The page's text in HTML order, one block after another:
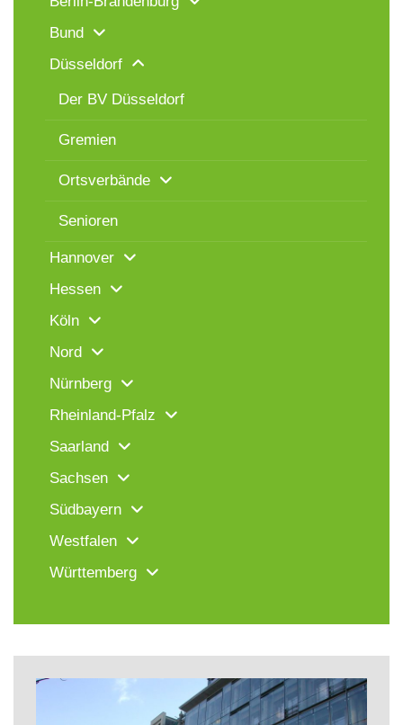
Bund
Düsseldorf
Der BV Düsseldorf
Gremien
Ortsverbände
Senioren
Hannover
Hessen
Köln
Nord
Nürnberg
Rheinland-Pfalz
Saarland
Sachsen
Südbayern
Westfalen
Württemberg